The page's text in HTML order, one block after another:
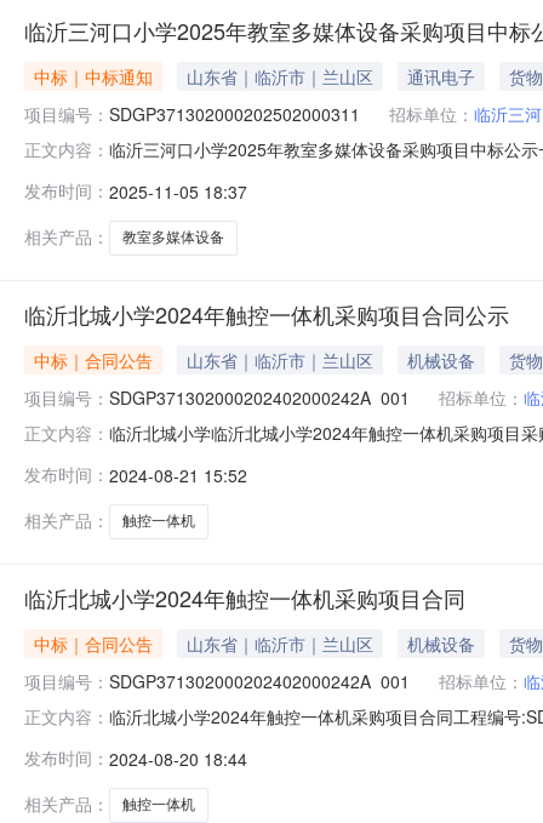
临沂三河口小学2025年教室多媒体设备采购项目中标
中标｜中标通知 山东省｜临沂市｜兰山区 通讯电子
货物
项目编号： SDGP371302000202502000311 招标单位： 临沂三
正文内容： 临沂三河口小学2025年教室多媒体设备采购项目中标公
要标的信息：标包：A名称：临沂三河口小学2025年教
司
发布时间： 2025-11-05 18:37
相关产品：
教室多媒体设备
临沂北城小学2024年触控一体机采购项目合同公示
中标｜合同公告 山东省｜临沂市｜兰山区 机械设备
货物
项目编号： SDGP371302000202402000242A_001 招标单位：
正文内容： 临沂北城小学临沂北城小学2024年触控一体机采购项目
路与天津路交汇联系方式：13573987067供应商（乙方
发布时间： 2024-08-21 15:52
相关产品：
触控一体机
临沂北城小学2024年触控一体机采购项目合同
中标｜合同公告 山东省｜临沂市｜兰山区 机械设备
货物
项目编号： SDGP371302000202402000242A_001 招标单位：
正文内容： 临沂北城小学2024年触控一体机采购项目合同工程编号
机采购项目合同.pdf山东省政府采购合同（设备类）项
发布时间： 2024-08-20 18:44
相关产品：
触控一体机